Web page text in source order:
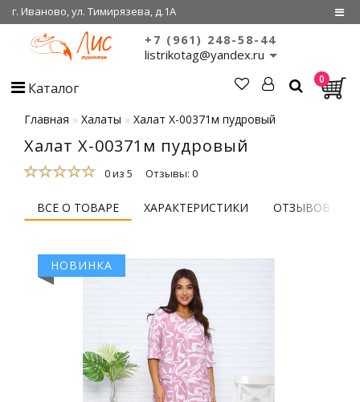
г. Иваново, ул. Тимирязева, д.1А
Регистрация
Войти
О нас
+7 (961) 248-58-44
listrikotag@yandex.ru
Каталог 0
Главная Халаты Халат Х-00371м пудровый
Халат Х-00371м пудровый
0 из 5 Отзывы: 0
ВСЕ О ТОВАРЕ ХАРАКТЕРИСТИКИ ОТЗЫВОВ (0)
НОВИНКА